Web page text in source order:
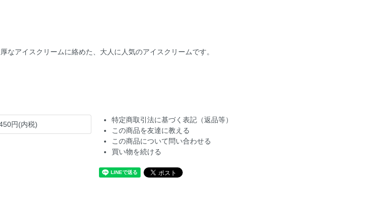
なアイスクリームに絡めた、大人に人気のアイスクリームです。
円(内税)
特定商取引法に基づく表記（返品等）
この商品を友達に教える
この商品について問い合わせる
買い物を続ける